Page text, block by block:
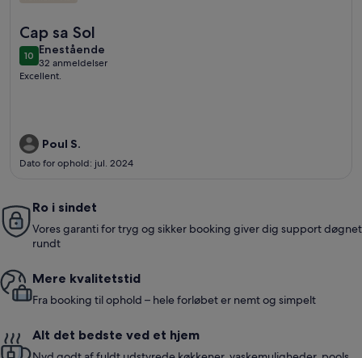
Cap sa Sol
1010 ud af 10
Enestående
enestående
32 anmeldelser
(32
Excellent.
Poul S.
Dato for ophold: jul. 2024
Ro i sindet
Vores garanti for tryg og sikker booking giver dig support døgnet
rundt
Mere kvalitetstid
Fra booking til ophold – hele forløbet er nemt og simpelt
Alt det bedste ved et hjem